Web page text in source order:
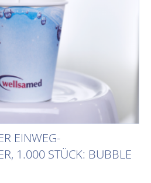
EINWEG-
1.000 STÜCK: BUBBLE